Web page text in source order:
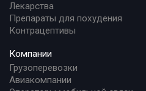
Лекарства
Препараты для похудения
Контрацептивы
Компании
Грузоперевозки
Авиакомпании